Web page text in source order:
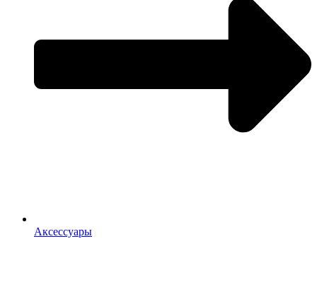
Аксессуары